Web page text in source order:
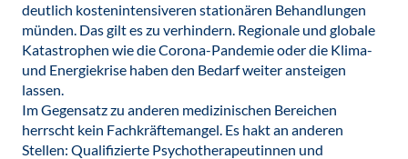
deutlich kostenintensiveren stationären Behandlungen
münden. Das gilt es zu verhindern. Regionale und globale
Katastrophen wie die Corona-Pandemie oder die Klima-
und Energiekrise haben den Bedarf weiter ansteigen
lassen.
Im Gegensatz zu anderen medizinischen Bereichen
herrscht kein Fachkräftemangel. Es hakt an anderen
Stellen: Qualifizierte Psychotherapeutinnen und